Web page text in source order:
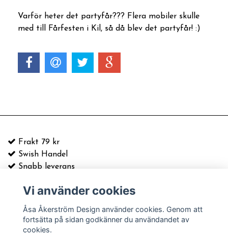
Varför heter det partyfår??? Flera mobiler skulle
med till Fårfesten i Kil, så då blev det partyfår! :)
Frakt 79 kr
Swish Handel
Snabb leverans
E-postadress:info@asaakerstrom.com
Kontakt
Köpvillkor & information
Leverans och frakt
Vi använder cookies
Åsa Åkerström Design använder cookies. Genom att
fortsätta på sidan godkänner du användandet av
cookies.